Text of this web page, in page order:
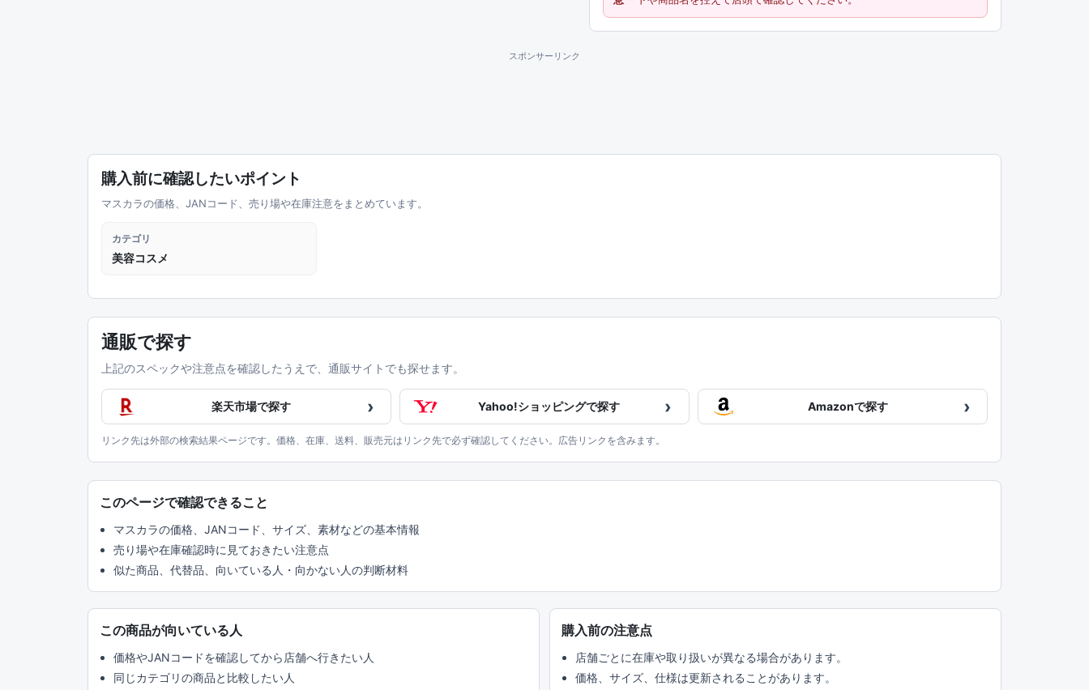
スポンサーリンク
購入前に確認したいポイント
マスカラの価格、JANコード、売り場や在庫注意をまとめています。
カテゴリ
美容コスメ
通販で探す
上記のスペックや注意点を確認したうえで、通販サイトでも探せます。
楽天市場で探す › Yahoo!ショッピングで探す › Amazonで探す ›
リンク先は外部の検索結果ページです。価格、在庫、送料、販売元はリンク先で必ず確認してください。広告リンクを含みます。
このページで確認できること
マスカラの価格、JANコード、サイズ、素材などの基本情報
売り場や在庫確認時に見ておきたい注意点
似た商品、代替品、向いている人・向かない人の判断材料
この商品が向いている人
価格やJANコードを確認してから店舗へ行きたい人
同じカテゴリの商品と比較したい人
購入前の注意点
店舗ごとに在庫や取り扱いが異なる場合があります。
価格、サイズ、仕様は更新されることがあります。